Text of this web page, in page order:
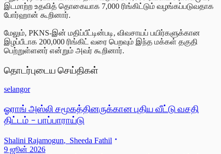
இடமாற்ற உதவித் தொகையாக 7,000 ரிங்கிட்டும் வழங்கப்படுவதாக
போர்ஹான் கூறினார்.
மேலும், PKNS-இன் மதிப்பீட்டின்படி, விவசாயப் பயிர்களுக்கான
இழப்பீடாக 200,000 ரிங்கிட் வரை பெறவும் இந்த மக்கள் தகுதி
பெற்றுள்ளனர் என்றும் அவர் கூறினார்.
தொடர்புடைய செய்திகள்
selangor
ஓராங் அஸ்லி சமூகத்தினருக்கான புதிய வீட்டு வசதி
திட்டம் - பாப்பாராய்டு
Shalini Rajamogun, Sheeda Fathil
9 ஜூன் 2026